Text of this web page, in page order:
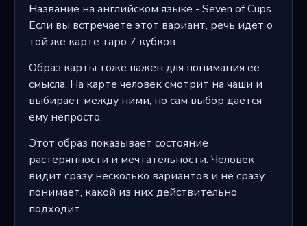
Название на английском языке - Seven of Cups.
Если вы встречаете этот вариант, речь идет о
той же карте таро 7 кубков.
Образ карты тоже важен для понимания ее
смысла. На карте человек смотрит на чаши и
выбирает между ними, но сам выбор дается
ему непросто.
Этот образ показывает состояние
растерянности и мечтательности. Человек
видит сразу несколько вариантов и не сразу
понимает, какой из них действительно
подходит.